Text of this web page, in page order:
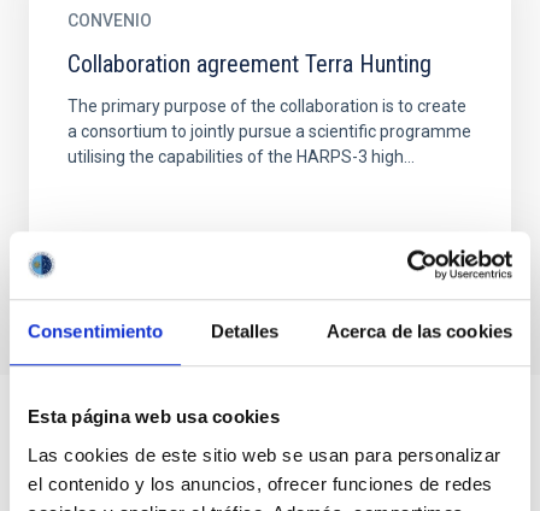
Consentimiento Detalles Acerca de las cookies
Esta página web usa cookies
Las cookies de este sitio web se usan para personalizar
el contenido y los anuncios, ofrecer funciones de redes
CONVENIO
Collaboration agreement Terra Hunting
The primary purpose of the collaboration is to create
a consortium to jointly pursue a scientific programme
utilising the capabilities of the HARPS-3 high...